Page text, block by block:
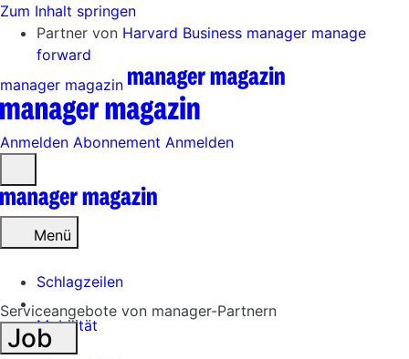
Zum Inhalt springen
Partner von Harvard Business manager manage
forward
manager magazin
Anmelden Abonnement Anmelden
öffnen
Menü
Schlagzeilen
Mobilität
Tech
Serviceangebote von manager-Partnern
Job